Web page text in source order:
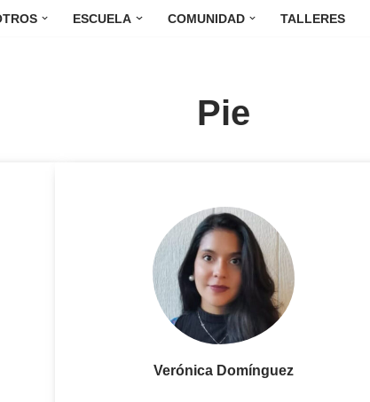
ESCUELA COMUNIDAD TALLERES
Pie
Verónica Domínguez